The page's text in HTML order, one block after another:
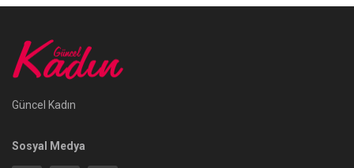
Güncel Kadın
Sosyal Medya